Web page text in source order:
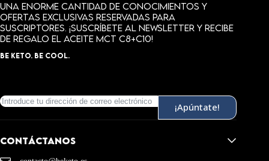
Una enorme cantidad de conocimientos y
ofertas exclusivas reservadas para
suscriptores. ¡Suscríbete al newsletter y recibe
de regalo el aceite MCT C8+C10!
BE KETO. BE COOL.
¡Apúntate!
CONTÁCTANOS